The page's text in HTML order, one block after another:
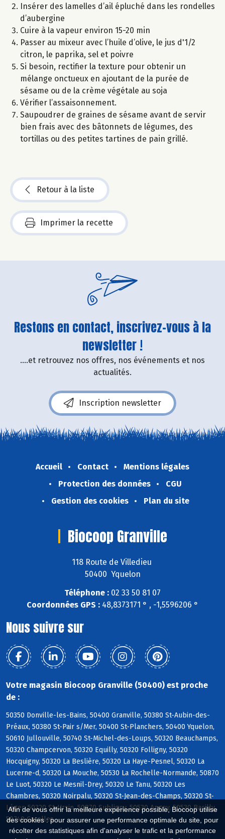
Afin de vous offrir la meilleure expérience possible, Biocoop utilise
des cookies : pour assurer une performance optimale du site, pour
récolter des statistiques afin d'analyser le trafic et la performance
Insérer des lamelles d’ail épluché dans les rondelles
d’aubergine
Cuire à la vapeur environ 15-20 min
Passer au mixeur avec l’huile d’olive, le jus d'1/2
citron, le paprika, sel et poivre
Si besoin, rectifier la texture pour obtenir un
mélange onctueux en ajoutant de la purée de
sésame ou de la crème végétale au soja
Vérifier l’assaisonnement.
Saupoudrer de graines de sésame avant de servir
bien frais avec des bâtonnets de légumes, des
tortillas ou des petites tartines de pain grillé.
Retour à la liste
Imprimer la recette
Restons en contact, inscrivez-vous à la
newsletter !
....et retrouvez nos offres, nos événements et nos
actualités.
Inscription newsletter
Accueil Contact
Mentions légales
Protection des données
CGU
Gestion des cookies
Plan du site
Biocoop Granville
118 Route de Villedieu
50400 Yquelon
Téléphone : 02 33 50 81 07
Coordonnées GPS : 48,8373171 ° , -1,5596206 °
Nous suivre sur
Votre magasin Biocoop Granville (50400) est proche
de :
50350 Donville-les-Bains, 50400 Granville, 50380 St-Aubin-des-
Préaux, 50380 St-Pair s/Mer, 50400 St-Planchers, 50400 Yquelon,
50610 Jullouville, 50740 St-Michel-des-Loups, 50320 Beauchamps,
50320 Champcervon, 50320 Equilly, 50320 Folligny, 50320
Hocquigny, 50320 La Beslière, 50320 La Haye-Pesnel, 50320 La
Lucerne-d, 50320 La Mouche, 50530 La Rochelle-Normande, 50870
Le Luot, 50320 Le Mesnil-Drey, 50320 Le Tanu, 50320 Les
Chambres, 50320 Noirpalu, 50320 St-Jean-des-Champs, 50320 St-
Léger, 50320 St-Ursin, 50870 Subligny, 50530 Angey, 50530 Bacilly,
50740 Carolles